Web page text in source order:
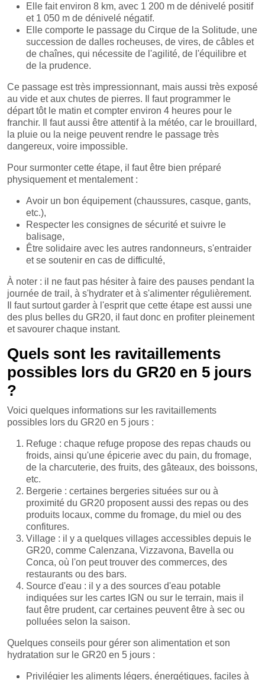
Elle fait environ 8 km, avec 1 200 m de dénivelé positif
et 1 050 m de dénivelé négatif.
Elle comporte le passage du Cirque de la Solitude, une
succession de dalles rocheuses, de vires, de câbles et
de chaînes, qui nécessite de l'agilité, de l'équilibre et
de la prudence.
Ce passage est très impressionnant, mais aussi très exposé
au vide et aux chutes de pierres. Il faut programmer le
départ tôt le matin et compter environ 4 heures pour le
franchir. Il faut aussi être attentif à la météo, car le brouillard,
la pluie ou la neige peuvent rendre le passage très
dangereux, voire impossible.
Pour surmonter cette étape, il faut être bien préparé
physiquement et mentalement :
Avoir un bon équipement (chaussures, casque, gants,
etc.),
Respecter les consignes de sécurité et suivre le
balisage,
Être solidaire avec les autres randonneurs, s'entraider
et se soutenir en cas de difficulté,
À noter : il ne faut pas hésiter à faire des pauses pendant la
journée de trail, à s'hydrater et à s'alimenter régulièrement.
Il faut surtout garder à l'esprit que cette étape est aussi une
des plus belles du GR20, il faut donc en profiter pleinement
et savourer chaque instant.
Quels sont les ravitaillements
possibles lors du GR20 en 5 jours
?
Voici quelques informations sur les ravitaillements
possibles lors du GR20 en 5 jours :
Refuge : chaque refuge propose des repas chauds ou
froids, ainsi qu'une épicerie avec du pain, du fromage,
de la charcuterie, des fruits, des gâteaux, des boissons,
etc.
Bergerie : certaines bergeries situées sur ou à
proximité du GR20 proposent aussi des repas ou des
produits locaux, comme du fromage, du miel ou des
confitures.
Village : il y a quelques villages accessibles depuis le
GR20, comme Calenzana, Vizzavona, Bavella ou
Conca, où l'on peut trouver des commerces, des
restaurants ou des bars.
Source d'eau : il y a des sources d'eau potable
indiquées sur les cartes IGN ou sur le terrain, mais il
faut être prudent, car certaines peuvent être à sec ou
polluées selon la saison.
Quelques conseils pour gérer son alimentation et son
hydratation sur le GR20 en 5 jours :
Privilégier les aliments légers, énergétiques, faciles à